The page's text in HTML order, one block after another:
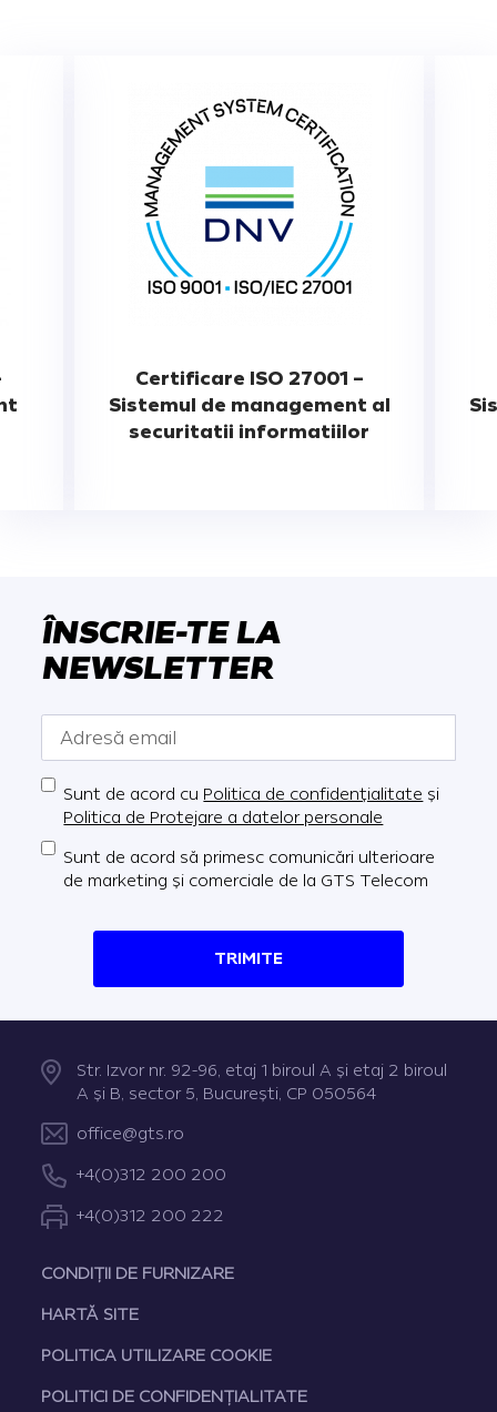
Certificare ISO 27001 –
Sistemul de management al
securitatii informatiilor
ÎNSCRIE-TE LA
NEWSLETTER
TRIMITE
Sunt de acord cu Politica de confidențialitate și
Politica de Protejare a datelor personale
Sunt de acord să primesc comunicări ulterioare
de marketing și comerciale de la GTS Telecom
CONDIȚII DE FURNIZARE
HARTĂ SITE
POLITICA UTILIZARE COOKIE
POLITICI DE CONFIDENȚIALITATE
Str. Izvor nr. 92-96, etaj 1 biroul A şi etaj 2 biroul
A şi B, sector 5, Bucureşti, CP 050564
office@gts.ro
+4(0)312 200 200
+4(0)312 200 222